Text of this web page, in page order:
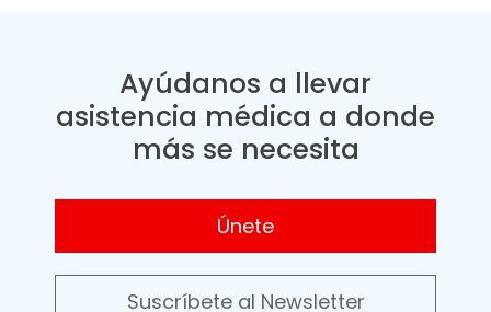
Ayúdanos a llevar
asistencia médica a donde
más se necesita
Únete
Suscríbete al Newsletter